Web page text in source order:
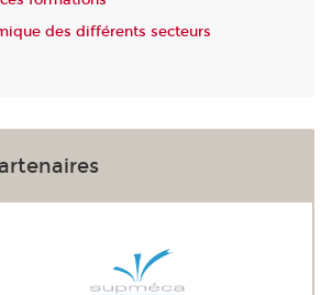
des différents secteurs